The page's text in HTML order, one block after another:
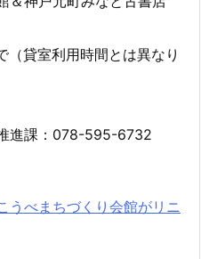
貸室利用時間とは異なり
進課：078-595-6732
うべまちづくり会館がリニ